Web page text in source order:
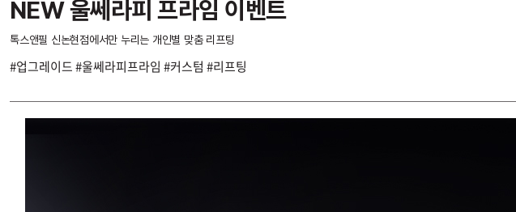
NEW 울쎄라피 프라임 이벤트
톡스앤필 신논현점에서만 누리는 개인별 맞춤 리프팅
#업그레이드 #울쎄라피프라임 #커스텀 #리프팅